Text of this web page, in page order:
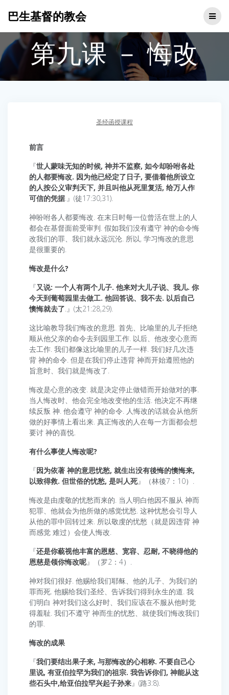
巴生基督的教会
第九课 － 悔改
圣经函授课程
前言
『世人蒙味无知的时候, 神并不监察, 如今却吩咐各处
的人都要悔改. 因为他已经定了日子, 要借着他所设立
的人按公义审判天下, 并且叫他从死里复活, 给万人作
可信的凭据.』(徒17:30,31).
神吩咐各人都要悔改. 在末日时每一位曾活在世上的人
都会在基督面前受审判. 假如我们没有遵守 神的命令悔
改我们的罪、我们就永远沉沦. 所以, 学习悔改的意思
是很重要的.
悔改是什么?
『又说: 一个人有两个儿子. 他来对大儿子说、我儿. 你
今天到葡萄园里去做工. 他回答说、我不去. 以后自己
懊悔就去了.』(太21:28,29).
这比喻教导我们悔改的意思. 首先、比喻里的儿子拒绝
顺从他父亲的命令去到园里工作. 以后、他改变心意而
去工作. 我们都像这比喻里的儿子一样. 我们好几次违
背 神的命令. 但是在我们停止违背 神而开始遵照他的
旨意时、我们就是悔改了.
悔改是心意的改变. 就是决定停止做错而开始做对的事.
当人悔改时、他会完全地改变他的生活. 他决定不再继
续反叛 神. 他会遵守 神的命令. 人悔改的话就会从他所
做的好事情上看出来. 真正悔改的人在每一方面都会想
要讨 神的喜悦.
有什么事使人悔改呢?
『因为依著 神的意思忧愁, 就生出没有後悔的懊悔来,
以致得救. 但世俗的忧愁, 是叫人死』（林後7：10）.
悔改是由虔敬的忧愁而来的. 当人明白他因不服从 神而
犯罪、他就会为他所做的感觉忧愁. 这种忧愁会引导人
从他的罪中回转过来. 所以敬虔的忧愁（就是因违背 神
而感觉 难过）会使人悔改.
『还是你藐视他丰富的恩慈、宽容、忍耐, 不晓得他的
恩慈是领你悔改呢』（罗2：4）.
神对我们很好. 他赐给我们耶稣、他的儿子、为我们的
罪而死. 他赐给我们圣经、告诉我们得到永生的道. 我
们明白 神对我们这么好时、我们应该在不服从他时觉
得羞耻. 我们不遵守 神而生的忧愁、就使我们悔改我们
的罪.
悔改的成果
『我们要结出果子来, 与那悔改的心相称. 不要自己心
里说, 有亚伯拉罕为我们的祖宗. 我告诉你们, 神能从这
些石头中,给亚伯拉罕兴起子孙来』(路3:8).